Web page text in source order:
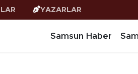
YAZARLAR
Samsun Haber